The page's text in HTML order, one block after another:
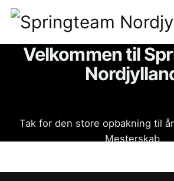
Velkommen til
Tak for den store opbakning til
Mesterskab